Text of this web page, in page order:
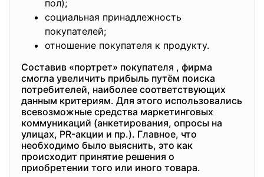
пол);
социальная принадлежность
покупателей;
отношение покупателя к продукту.
Составив «портрет» покупателя , фирма
смогла увеличить прибыль путём поиска
потребителей, наиболее соответствующих
данным критериям. Для этого использовались
всевозможные средства маркетинговых
коммуникаций (анкетирования, опросы на
улицах, PR-акции и пр.). Главное, что
необходимо было выяснить, это как
происходит принятие решения о
приобретении того или иного товара.